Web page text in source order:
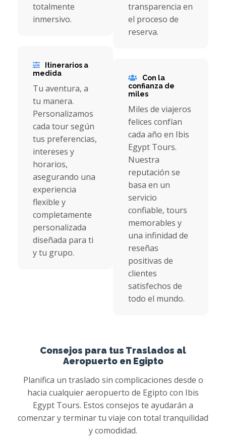
totalmente
inmersivo.
Itinerarios a
medida
Tu aventura, a
tu manera.
Personalizamos
cada tour según
tus preferencias,
intereses y
horarios,
asegurando una
experiencia
flexible y
completamente
personalizada
diseñada para ti
y tu grupo.
transparencia en
el proceso de
reserva.
Con la
confianza de
miles
Miles de viajeros
felices confían
cada año en Ibis
Egypt Tours.
Nuestra
reputación se
basa en un
servicio
confiable, tours
memorables y
una infinidad de
reseñas
positivas de
clientes
satisfechos de
todo el mundo.
Consejos para tus Traslados al
Aeropuerto en Egipto
Planifica un traslado sin complicaciones desde o
hacia cualquier aeropuerto de Egipto con Ibis
Egypt Tours. Estos consejos te ayudarán a
comenzar y terminar tu viaje con total tranquilidad
y comodidad.